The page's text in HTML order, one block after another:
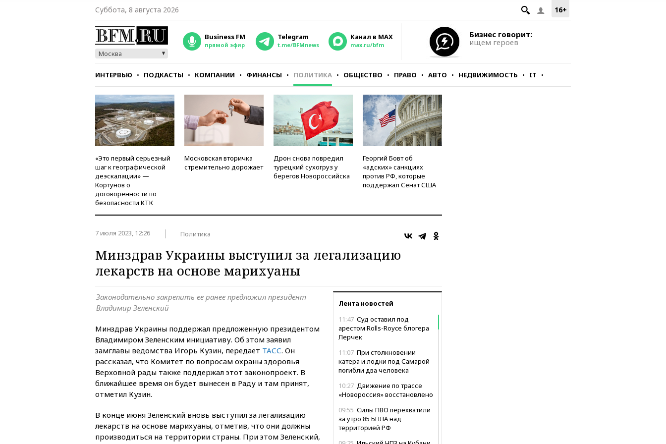
16+
Суббота, 8 августа 2026
Москва
Business FM
прямой эфир
Telegram
t.me/BFMnews
Канал в MAX
max.ru/bfm
Бизнес говорит:
ищем героев
ИНТЕРВЬЮ ПОДКАСТЫ КОМПАНИИ ФИНАНСЫ ПОЛИТИКА ОБЩЕСТВО ПРАВО АВТО НЕДВИЖИМОСТЬ IT
СТИЛЬ ТЕСТЫ
«Это первый серьезный
шаг к географической
деэскалации» —
Кортунов о
договоренности по
безопасности КТК
Московская вторичка
стремительно дорожает
Дрон снова повредил
турецкий сухогруз у
берегов Новороссийска
Георгий Бовт об
«адских» санкциях
против РФ, которые
поддержал Сенат США
7 июля 2023, 12:26 Политика
Минздрав Украины выступил за легализацию
лекарств на основе марихуаны
Лента новостей
11:47 Суд оставил под
арестом Rolls-Royce блогера
Лерчек
11:07 При столкновении
катера и лодки под Самарой
погибли два человека
10:27 Движение по трассе
«Новороссия» восстановлено
09:55 Силы ПВО перехватили
за утро 85 БПЛА над
территорией РФ
Законодательно закрепить ее ранее предложил президент
Владимир Зеленский
Минздрав Украины поддержал предложенную президентом
Владимиром Зеленским инициативу. Об этом заявил
замглавы ведомства Игорь Кузин, передает ТАСС. Он
рассказал, что Комитет по вопросам охраны здоровья
Верховной рады также поддержал этот законопроект. В
ближайшее время он будет вынесен в Раду и там принят,
отметил Кузин.
В конце июня Зеленский вновь выступил за легализацию
лекарств на основе марихуаны, отметив, что они должны
производиться на территории страны. При этом Зеленский,